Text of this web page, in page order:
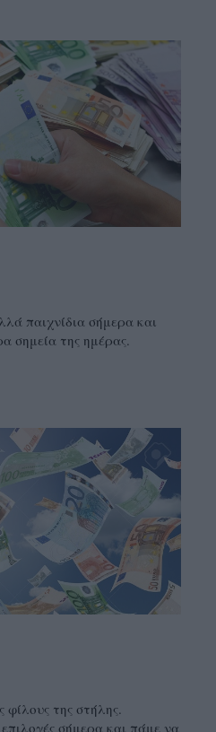
παιχνίδια σήμερα και
σημεία της ημέρας.
της στήλης.
σήμερα και πάμε να